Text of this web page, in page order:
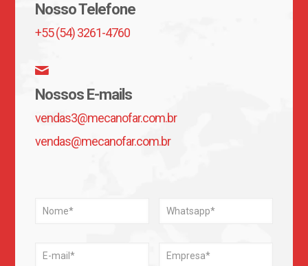
Nosso Telefone
+55 (54) 3261-4760
Nossos E-mails
vendas3@mecanofar.com.br
vendas@mecanofar.com.br